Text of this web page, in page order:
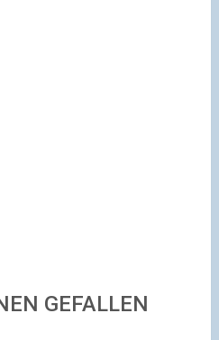
GEFALLEN